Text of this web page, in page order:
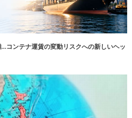
コンテナ運賃の変動リスクへの新しいヘッ